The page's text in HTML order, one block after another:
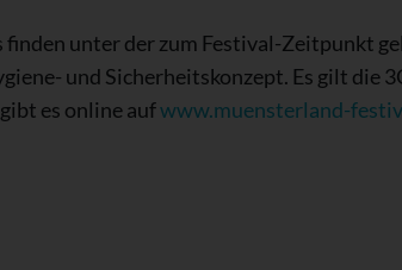
unter der zum Festival-Zeitpunkt
und Sicherheitskonzept. Es gilt die
es online aufwww.muensterland-